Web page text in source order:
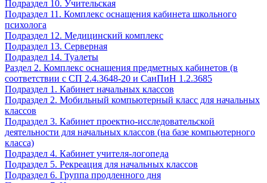
Подраздел 10. Учительская
Подраздел 11. Комплекс оснащения кабинета школьного
психолога
Подраздел 12. Медицинский комплекс
Подраздел 13. Серверная
Подраздел 14. Туалеты
Раздел 2. Комплекс оснащения предметных кабинетов (в
соответствии с СП 2.4.3648-20 и СанПиН 1.2.3685
Подраздел 1. Кабинет начальных классов
Подраздел 2. Мобильный компьютерный класс для начальных
классов
Подраздел 3. Кабинет проектно-исследовательской
деятельности для начальных классов (на базе компьютерного
класса)
Подраздел 4. Кабинет учителя-логопеда
Подраздел 5. Рекреация для начальных классов
Подраздел 6. Группа продленного дня